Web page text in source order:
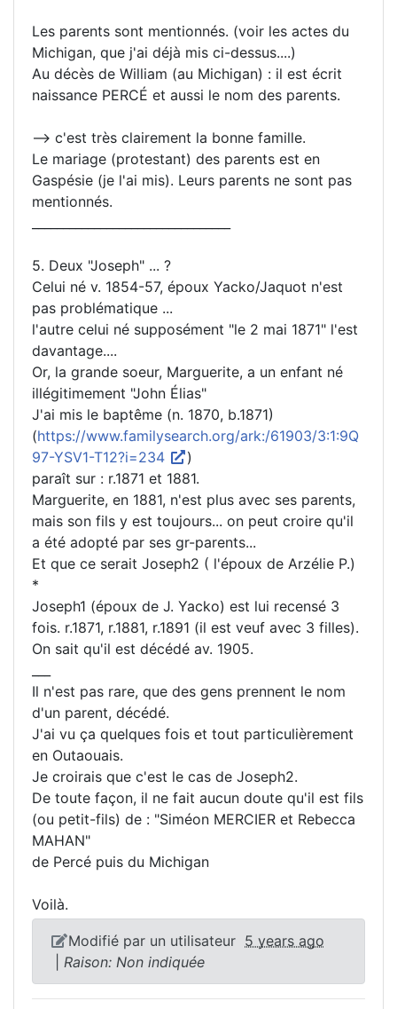
Les parents sont mentionnés. (voir les actes du
Michigan, que j'ai déjà mis ci-dessus....)
Au décès de William (au Michigan) : il est écrit
naissance PERCÉ et aussi le nom des parents.
--> c'est très clairement la bonne famille.
Le mariage (protestant) des parents est en
Gaspésie (je l'ai mis). Leurs parents ne sont pas
mentionnés.
5. Deux "Joseph" ... ?
Celui né v. 1854-57, époux Yacko/Jaquot n'est
pas problématique ...
l'autre celui né supposément "le 2 mai 1871" l'est
davantage....
Or, la grande soeur, Marguerite, a un enfant né
illégitimement "John Élias"
J'ai mis le baptême (n. 1870, b.1871)
(https://www.familysearch.org/ark:/61903/3:1:9Q
97-YSV1-T12?i=234
)
paraît sur : r.1871 et 1881.
Marguerite, en 1881, n'est plus avec ses parents,
mais son fils y est toujours... on peut croire qu'il
a été adopté par ses gr-parents...
Et que ce serait Joseph2 ( l'époux de Arzélie P.)
*
Joseph1 (époux de J. Yacko) est lui recensé 3
fois. r.1871, r.1881, r.1891 (il est veuf avec 3 filles).
On sait qu'il est décédé av. 1905.
Il n'est pas rare, que des gens prennent le nom
d'un parent, décédé.
J'ai vu ça quelques fois et tout particulièrement
en Outaouais.
Je croirais que c'est le cas de Joseph2.
De toute façon, il ne fait aucun doute qu'il est fils
(ou petit-fils) de : "Siméon MERCIER et Rebecca
MAHAN"
de Percé puis du Michigan
Voilà.
Modifié par un utilisateur 5 years ago
Raison: Non indiquée